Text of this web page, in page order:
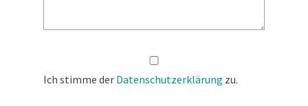
Ich stimme der Datenschutzerklärung zu.